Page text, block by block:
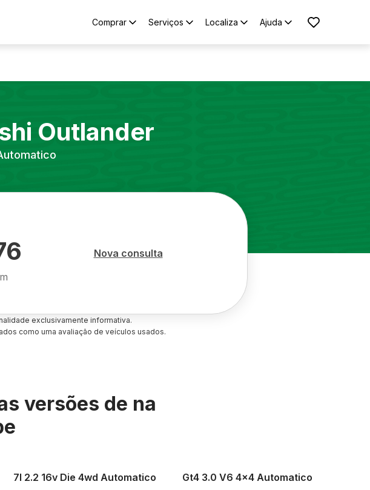
Comprar Serviços Localiza Ajuda
Outlander
Nova consulta
exclusivamente informativa.
como uma avaliação de veículos usados.
versões de na
7l 2.2 16v Die 4wd Automatico Gt4 3.0 V6 4x4 Automatico